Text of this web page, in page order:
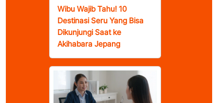
Wibu Wajib Tahu! 10
Destinasi Seru Yang Bisa
Dikunjungi Saat ke
Akihabara Jepang